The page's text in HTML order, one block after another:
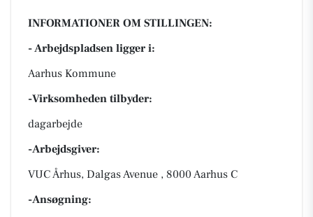
INFORMATIONER OM STILLINGEN:
- Arbejdspladsen ligger i:
Aarhus Kommune
-Virksomheden tilbyder:
dagarbejde
-Arbejdsgiver:
VUC Århus, Dalgas Avenue , 8000 Aarhus C
-Ansøgning: